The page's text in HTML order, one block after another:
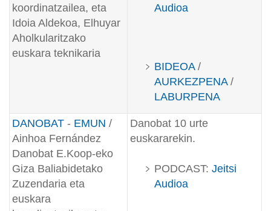
koordinatzailea, eta
Idoia Aldekoa, Elhuyar
Aholkularitzako
euskara teknikaria
Audioa
BIDEOA /
AURKEZPENA /
LABURPENA
DANOBAT - EMUN /
Ainhoa Fernández
Danobat E.Koop-eko
Giza Baliabidetako
Zuzendaria eta
euskara
Danobat 10 urte
euskararekin.
PODCAST: Jeitsi
Audioa